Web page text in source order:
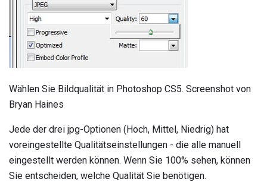
Wählen Sie Bildqualität in Photoshop CS5. Screenshot von
Bryan Haines
Jede der drei jpg-Optionen (Hoch, Mittel, Niedrig) hat
voreingestellte Qualitätseinstellungen - die alle manuell
eingestellt werden können. Wenn Sie 100% sehen, können
Sie entscheiden, welche Qualität Sie benötigen.